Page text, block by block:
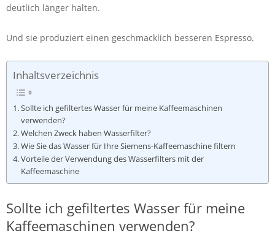
deutlich länger halten.
Und sie produziert einen geschmacklich besseren Espresso.
Inhaltsverzeichnis
Sollte ich gefiltertes Wasser für meine Kaffeemaschinen
verwenden?
Welchen Zweck haben Wasserfilter?
Wie Sie das Wasser für Ihre Siemens-Kaffeemaschine filtern
Vorteile der Verwendung des Wasserfilters mit der
Kaffeemaschine
Sollte ich gefiltertes Wasser für meine
Kaffeemaschinen verwenden?